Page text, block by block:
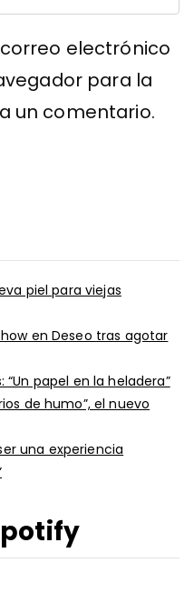
electrónico
para la
un comentario.
piel para viejas
en Deseo tras agotar
papel en la heladera”
de humo”, el nuevo
una experiencia